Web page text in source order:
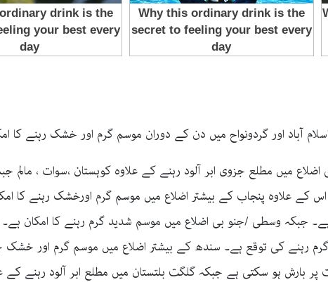
آباد اور گردونواح میں دن کے دوران موسم گرم اور خشک رہنے کا
میں مطلع جزوی ابر آلود رہنے کے علاوہ کوہستان ،سوات ، مالم جبہ
کے علاوہ پنجاب کے بیشتر اضلاع میں موسم گرم اورخشک رہنے کا
ہے۔ جبکہ وسطی /جنو بی اضلاع میں موسم شدید گرم رہنے کا امکان
رہنے کی توقع ہے۔ سندھ کے بیشتر اضلاع میں موسم گرم اور خشک
بارش ہو سکتی ہے جبکہ گلگت بلتستان میں مطلع ابر آلود رہنے کے